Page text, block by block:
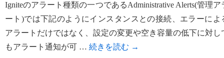
Igniteのアラート種類の一つであるAdministrative Alerts(管理ア
ート)では下記のようにインスタンスとの接続、エラーによ
アラートだけではなく、設定の変更や空き容量の低下に対し
もアラート通知が可 … 続きを読む →